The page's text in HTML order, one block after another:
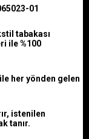
01
tabakası
ile %100
her yönden gelen
istenilen
tanır.